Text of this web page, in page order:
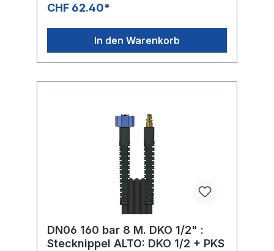
CHF 62.40*
In den Warenkorb
DN06 160 bar 8 M. DKO 1/2" :
Stecknippel ALTO: DKO 1/2 + PKS